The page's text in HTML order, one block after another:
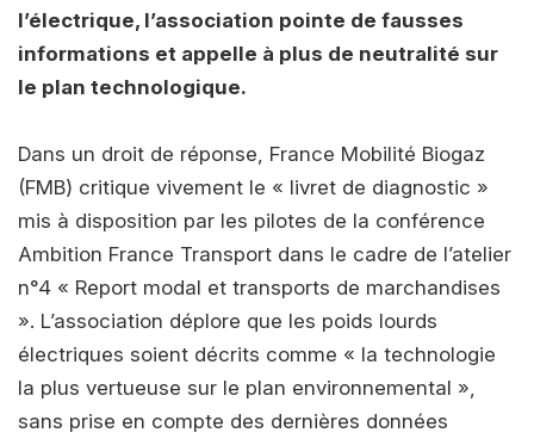
l’électrique, l’association pointe de fausses
informations et appelle à plus de neutralité sur
le plan technologique.
Dans un droit de réponse, France Mobilité Biogaz
(FMB) critique vivement le « livret de diagnostic »
mis à disposition par les pilotes de la conférence
Ambition France Transport dans le cadre de l’atelier
n°4 « Report modal et transports de marchandises
». L’association déplore que les poids lourds
électriques soient décrits comme « la technologie
la plus vertueuse sur le plan environnemental »,
sans prise en compte des dernières données